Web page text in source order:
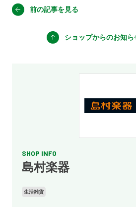
前の記事を見る
ショップからのお知ら
SHOP INFO
島村楽器
生活雑貨